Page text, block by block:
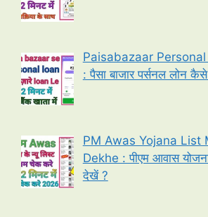
Paisabazaar
: पैसा बाजार पर्सनल लोन
PM Awas Yojana List
Dekhe : पीएम आवास
देखें ?